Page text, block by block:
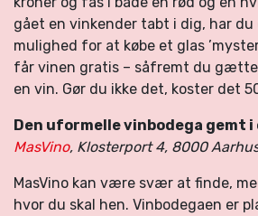
gået en vinkender tabt i dig, har du
mulighed for at købe et glas
får vinen gratis – såfremt du
en vin. Gør du ikke det, koster det
Den uformelle vinbodega gemt
MasVino, Klosterport 4, 8000
MasVino kan være svær at finde,
hvor du skal hen. Vinbodegaen er